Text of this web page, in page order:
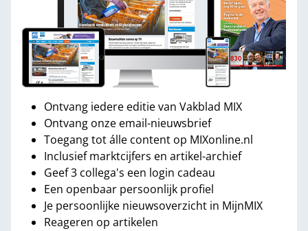
Ontvang iedere editie van Vakblad MIX
Ontvang onze email-nieuwsbrief
Toegang tot álle content op MIXonline.nl
Inclusief marktcijfers en artikel-archief
Geef 3 collega's een login cadeau
Een openbaar persoonlijk profiel
Je persoonlijke nieuwsoverzicht in MijnMIX
Reageren op artikelen